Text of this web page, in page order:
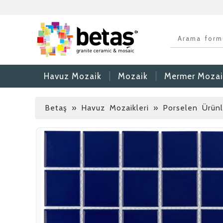
Havuz Mozaik Mozaik Mermer
Betaş » Havuz Mozaikleri » Porselen